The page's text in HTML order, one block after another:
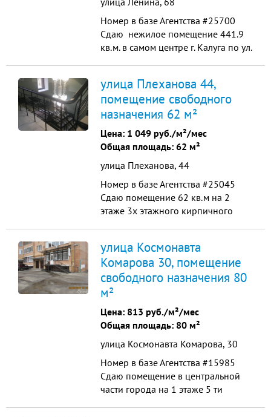
Номер в базе Агентства #25700
Сдаю нежилое помещение 441.9
кв.м. в самом центре г. Калуга по ул.
магазин, офис, медицинский или
стоматологический кабинет,
детский центр в т ч для
проведения праздников,
косметический салон, пекарню,
кафе. 1 этаж,...
улица Плеханова 44,
помещение свободного
назначения 62 м²
Цена: 1 049 руб./м²/мес
Общая площадь: 62 м²
улица Плеханова, 44
Номер в базе Агентства #25045
Сдаю помещение 62 кв.м на 2
этаже 3х этажного кирпичного
под любой вид коммерческого
использования- магазин, офис,
бьюти-индустрию, кафе,пункт
выдачи заказов, медицинский или
улица Космонавта
Комарова 30, помещение
свободного назначения 80
м²
Цена: 813 руб./м²/мес
Общая площадь: 80 м²
улица Космонавта Комарова, 30
Номер в базе Агентства #15985
Сдаю помещение в центральной
части города на 1 этаже 5 ти